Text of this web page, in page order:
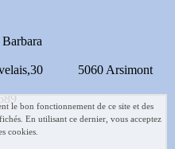
5060 Arsimont
le bon fonctionnement de ce site et des
En utilisant ce dernier, vous acceptez
cookies.